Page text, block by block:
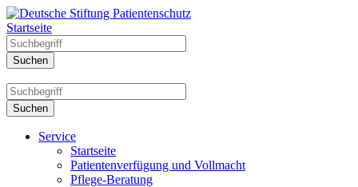
Startseite
Service
Startseite
Patientenverfügung und Vollmacht
Pflege-Beratung